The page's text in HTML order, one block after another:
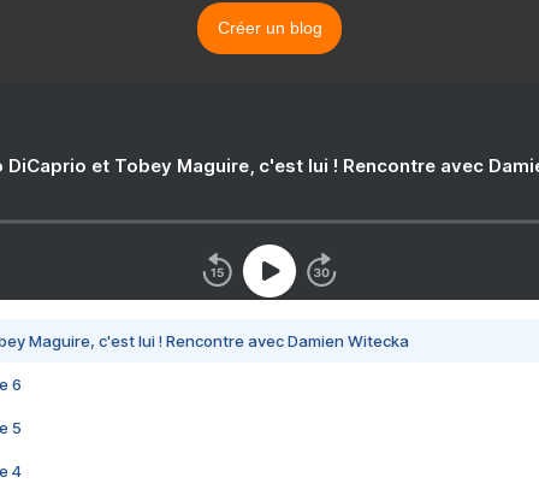
Créer un blog
DiCaprio et Tobey Maguire, c'est lui ! Rencontre avec
Maguire, c'est lui ! Rencontre avec Damien Witecka
6
5
4